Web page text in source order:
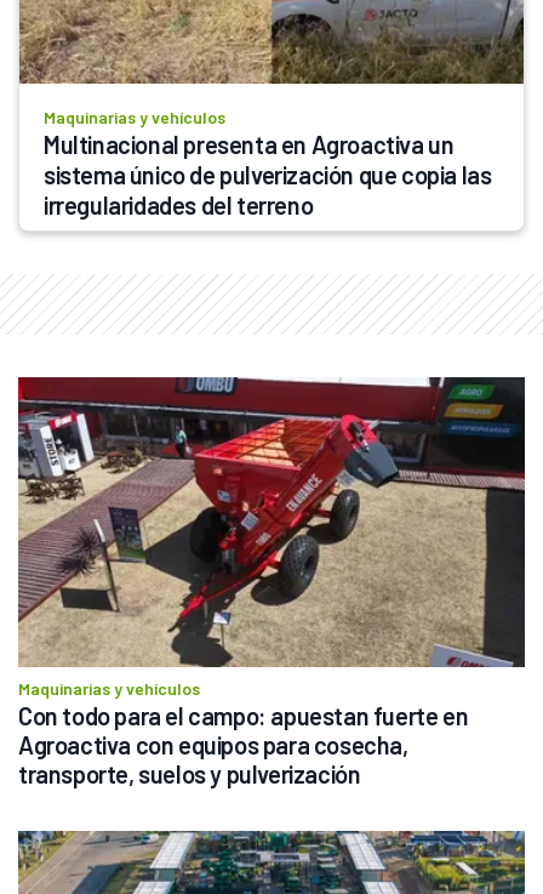
Maquinarias y vehículos
Multinacional presenta en Agroactiva un
sistema único de pulverización que copia las
irregularidades del terreno
Maquinarias y vehículos
Con todo para el campo: apuestan fuerte en
Agroactiva con equipos para cosecha,
transporte, suelos y pulverización